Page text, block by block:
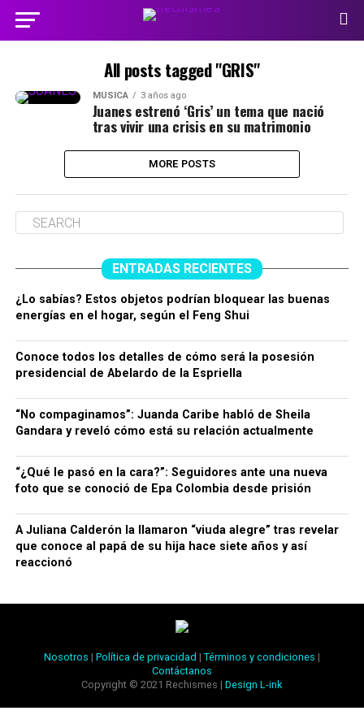
All posts tagged "GRIS"
MÚSICA 3 años ago
Juanes estrenó ‘Gris’ un tema que nació
tras vivir una crisis en su matrimonio
MORE POSTS
ENTRADAS RECIENTES
¿Lo sabías? Estos objetos podrían bloquear las buenas
energías en el hogar, según el Feng Shui
Conoce todos los detalles de cómo será la posesión
presidencial de Abelardo de la Espriella
“No compaginamos”: Juanda Caribe habló de Sheila
Gandara y reveló cómo está su relación actualmente
“¿Qué le pasó en la cara?”: Seguidores ante una nueva
foto que se conoció de Epa Colombia desde prisión
A Juliana Calderón la llamaron “viuda alegre” tras revelar
que conoce al papá de su hija hace siete años y así
reaccionó
Nosotros | Política de privacidad | Términos y condiciones |
Contáctanos
Copyright © 2021 Rechismes |Design L-ink